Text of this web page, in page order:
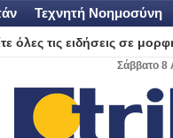
Τεχνητή Νοημοσύνη
όλες τις ειδήσεις σε
Σάββατο 8